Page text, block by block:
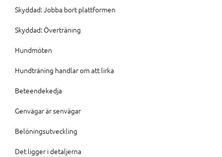
Skyddad: Jobba bort plattformen
Skyddad: Överträning
Hundmöten
Hundträning handlar om att lirka
Beteendekedja
Genvägar är senvägar
Belöningsutveckling
Det ligger i detaljerna